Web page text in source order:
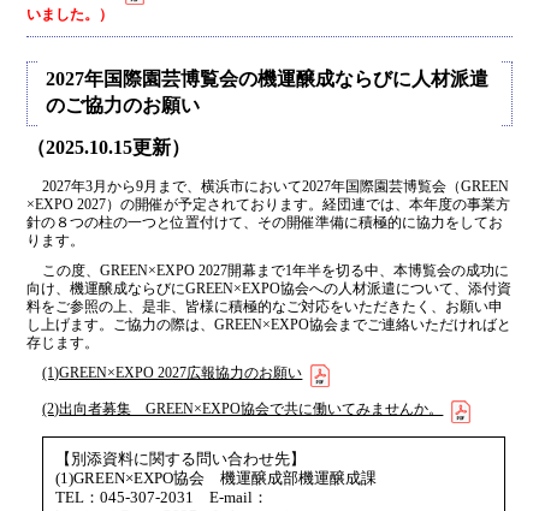
いました。）
2027年国際園芸博覧会の機運醸成ならびに人材派遣
のご協力のお願い
（2025.10.15更新）
2027年3月から9月まで、横浜市において2027年国際園芸博覧会（GREEN
×EXPO 2027）の開催が予定されております。経団連では、本年度の事業方
針の８つの柱の一つと位置付けて、その開催準備に積極的に協力をしてお
ります。
この度、GREEN×EXPO 2027開幕まで1年半を切る中、本博覧会の成功に
向け、機運醸成ならびにGREEN×EXPO協会への人材派遣について、添付資
料をご参照の上、是非、皆様に積極的なご対応をいただきたく、お願い申
し上げます。ご協力の際は、GREEN×EXPO協会までご連絡いただければと
存じます。
(1)GREEN×EXPO 2027広報協力のお願い
(2)出向者募集 GREEN×EXPO協会で共に働いてみませんか。
【別添資料に関する問い合わせ先】
(1)GREEN×EXPO協会 機運醸成部機運醸成課
TEL：045-307-2031 E-mail：